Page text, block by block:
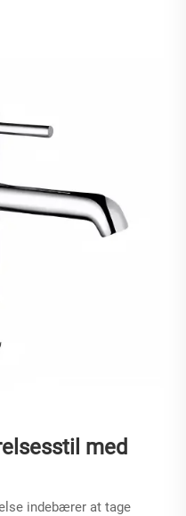
med
indebærer at tage